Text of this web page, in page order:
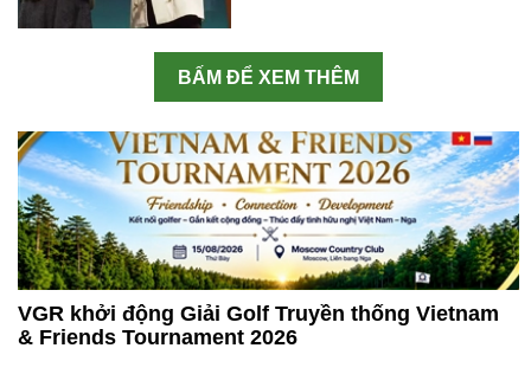
BẤM ĐỂ XEM THÊM
VGR khởi động Giải Golf Truyền thống Vietnam
& Friends Tournament 2026